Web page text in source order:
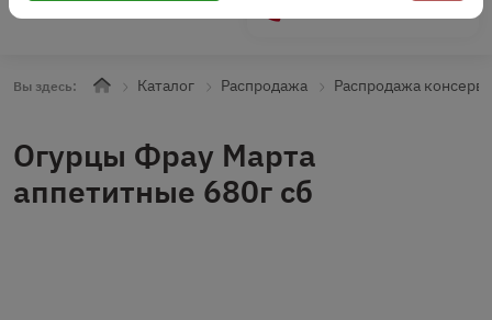
Вы здесь: Каталог Распродажа Распродажа
Огурцы Фрау Марта
аппетитные 680г сб